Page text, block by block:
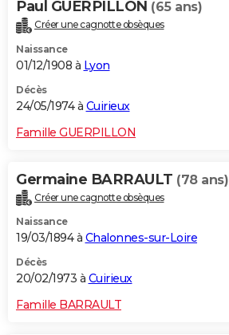
Paul GUERPILLON (65 ans)
Créer une cagnotte obsèques
Naissance
01/12/1908 à Lyon
Décès
24/05/1974 à Cuirieux
Famille GUERPILLON
Germaine BARRAULT (78 ans)
Créer une cagnotte obsèques
Naissance
19/03/1894 à Chalonnes-sur-Loire
Décès
20/02/1973 à Cuirieux
Famille BARRAULT